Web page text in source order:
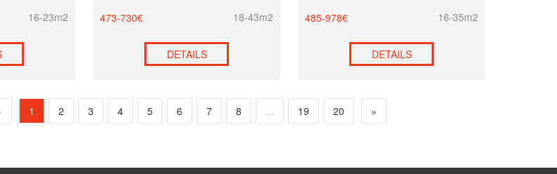
16-23m2 473-730€ 18-43m2
DETAILS
485-978€ 16-35m2
DETAILS
1 2 3 4 5 6 7 8 ... 19 20 »